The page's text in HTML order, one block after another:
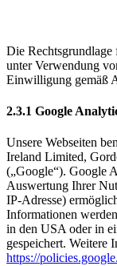
Die Rechtsgrundlage
unter Verwendung
Einwilligung gemäß
2.3.1 Google
Unsere Webseiten
Ireland Limited,
(„Google“). Google
Auswertung Ihrer
IP-Adresse)
Informationen
in den USA oder in
gespeichert. Weitere
https://